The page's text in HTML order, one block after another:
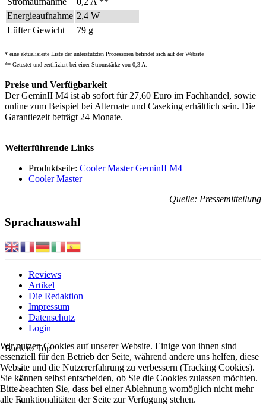
Energieaufnahme 2,4 W
Lüfter Gewicht
79 g
* eine aktualisierte Liste der unterstützten Prozessoren befindet sich auf der Website
** Getestet und zertifiziert bei einer Stromstärke von 0,3 A.
Preise und Verfügbarkeit
Der GeminII M4 ist ab sofort für 27,60 Euro im Fachhandel, sowie
online zum Beispiel bei Alternate und Caseking erhältlich sein. Die
Garantiezeit beträgt 24 Monate.
Weiterführende Links
Produktseite: Cooler Master GeminII M4
Cooler Master
Quelle: Pressemitteilung
Sprachauswahl
Reviews
Artikel
Die Redaktion
Impressum
Datenschutz
Login
Back to Top
Wir nutzen Cookies auf unserer Website. Einige von ihnen sind
essenziell für den Betrieb der Seite, während andere uns helfen, diese
Website und die Nutzererfahrung zu verbessern (Tracking Cookies).
Sie können selbst entscheiden, ob Sie die Cookies zulassen möchten.
Bitte beachten Sie, dass bei einer Ablehnung womöglich nicht mehr
alle Funktionalitäten der Seite zur Verfügung stehen.